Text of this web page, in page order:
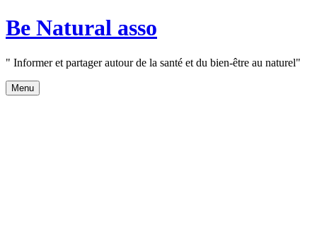
Aller
au
Be Natural asso
" Informer et partager autour de la santé et du bien-être au naturel"
Menu